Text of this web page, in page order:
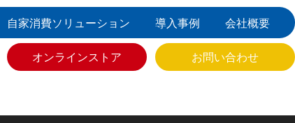
自家消費ソリューション 導入事例 会社概要
オンラインストア お問い合わせ